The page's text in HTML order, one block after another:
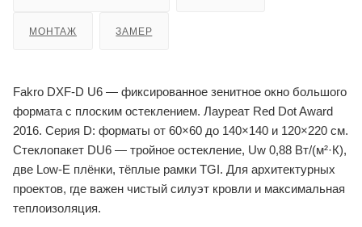
МОНТАЖ ЗАМЕР
Fakro DXF-D U6 — фиксированное зенитное окно большого
формата с плоским остеклением. Лауреат Red Dot Award
2016. Серия D: форматы от 60×60 до 140×140 и 120×220 см.
Стеклопакет DU6 — тройное остекление, Uw 0,88 Вт/(м²·К),
две Low-E плёнки, тёплые рамки TGI. Для архитектурных
проектов, где важен чистый силуэт кровли и максимальная
теплоизоляция.